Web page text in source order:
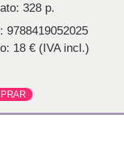
328 p.
9788419052025
18 € (IVA incl.)